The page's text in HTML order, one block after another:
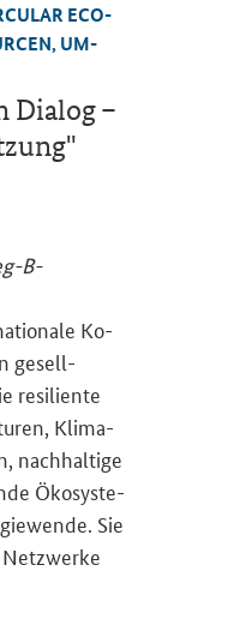
ECO­
UM­
Dia­log –
​B-
Ko­
ge­sell­
re­si­li­en­te
Kli­ma­
nach­hal­ti­ge
Öko­sys­te­
Sie